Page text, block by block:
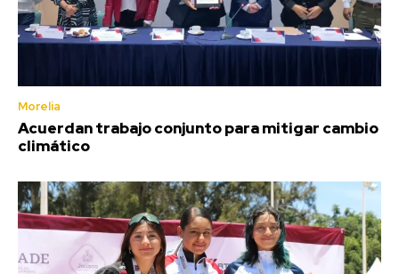
Morelia
Acuerdan trabajo conjunto para mitigar cambio
climático